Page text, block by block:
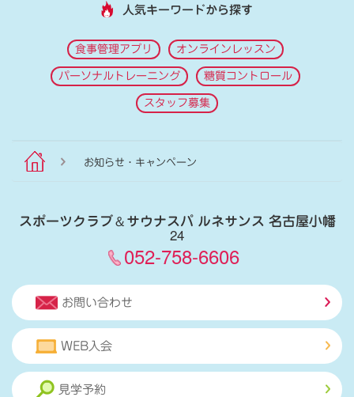
人気キーワードから探す
食事管理アプリ オンラインレッスン
パーソナルトレーニング 糖質コントロール
スタッフ募集
お知らせ・キャンペーン
スポーツクラブ＆サウナスパ ルネサンス 名古屋小幡
24
052-758-6606
お問い合わせ
WEB入会
見学予約